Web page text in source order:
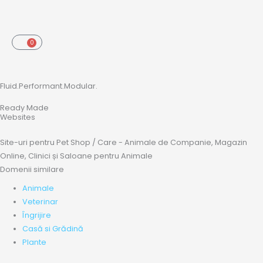
content
0
Cart
Fluid.Performant.Modular.
Ready Made
Websites
Site-uri pentru Pet Shop / Care - Animale de Companie, Magazin
Online, Clinici și Saloane pentru Animale
Domenii similare
Animale
Veterinar
Îngrijire
Casă si Grădină
Plante